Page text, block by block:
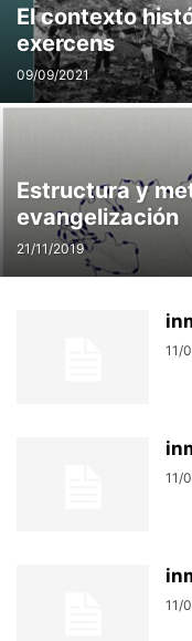
El contexto
exercens
09/09/2021
Estructura y
evangelización
21/11/2019
11/
11/
11/